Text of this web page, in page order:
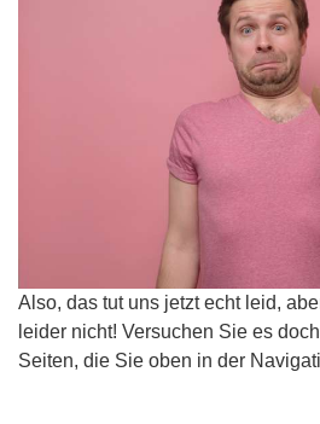
Also, das tut uns jetzt echt leid,
leider nicht! Versuchen Sie es
Seiten, die Sie oben in der